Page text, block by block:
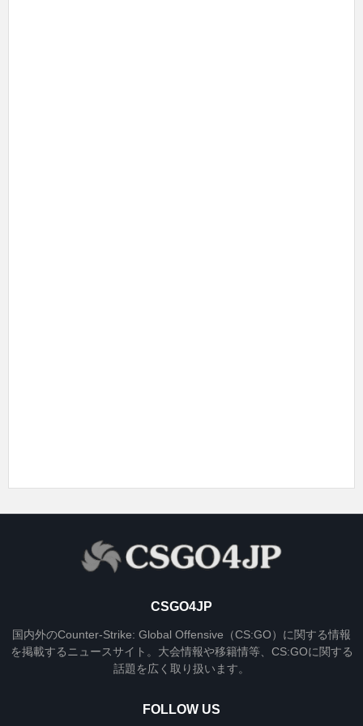
CSGO4JP
国内外のCounter-Strike: Global Offensive（CS:GO）に関する情報
を掲載するニュースサイト。大会情報や移籍情等、CS:GOに関する
話題を広く取り扱います。
FOLLOW US